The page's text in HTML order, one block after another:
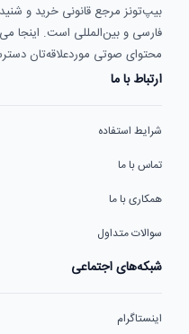
بیپ‌تونز مرجع قانونی خرید و
فارسی و بین‌المللی است. اینجا
محتوای صوتی موردعلاقه‌تان
ارتباط با ما
شرایط استفاده
تماس با ما
همکاری با ما
سوالات متداول
شبکه‌های اجتماعی
اینستاگرام